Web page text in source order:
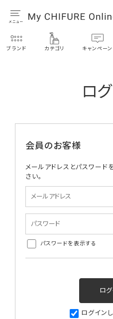
ブランド カテゴリ キャンペーン
ロ
会員のお客様
メールアドレスとパスワード
さい。
パスワードを表示する
ログイン